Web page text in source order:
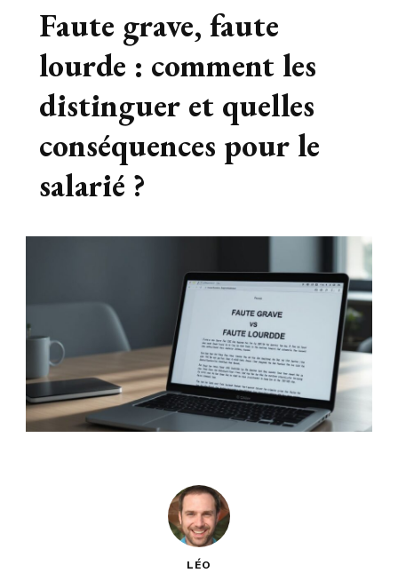
Faute grave, faute
lourde : comment les
distinguer et quelles
conséquences pour le
salarié ?
LÉO